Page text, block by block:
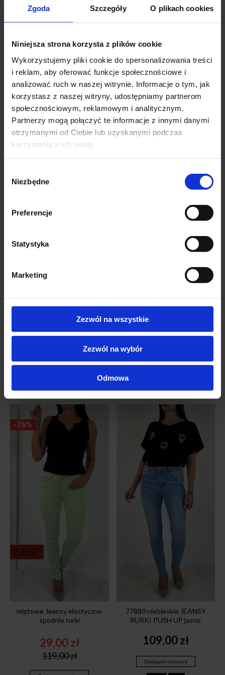
Zgoda Szczegóły O plikach cookies
Niniejsza strona korzysta z plików cookie
Wykorzystujemy pliki cookie do spersonalizowania treści
i reklam, aby oferować funkcje społecznościowe i
analizować ruch w naszej witrynie. Informacje o tym, jak
korzystasz z naszej witryny, udostępniamy partnerom
społecznościowym, reklamowym i analitycznym.
Partnerzy mogą połączyć te informacje z innymi danymi
otrzymanymi od Ciebie lub uzyskanymi podczas
korzystania z ich usług.
zgody
Niezbędne
Preferencje
Statystyka
Marketing
Zezwól na wszystkie
Zezwól na wybór
Odmowa
obwód w pasie: 2×35-48(gumka)
obwód w biodrach: 2×47-53 cm
na metce 4xl
Wymiary
długość całkowita: 98cm
obwód w pasie: 2×38-53(gumka)
obwód w biodrach: 2×49-55 cm
ROZMIAR 2XL (44)
stan (tył): 36 cm
obwód w biodrach: 2×52-60 cm
SKŁAD
Podobne produkty
-76%
SALE
miętowe Jeansy elastyczne
spodnie rurki
119,00zł
Original
price
29,00zł
Current
price
77880 niebieskie JEANSY
RURKI PUSH UP jasne
109,00zł
Dostępne rozmiary